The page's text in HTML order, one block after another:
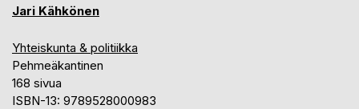
Jari Kähkönen
Yhteiskunta & politiikka
Pehmeäkantinen
168 sivua
ISBN-13: 9789528000983